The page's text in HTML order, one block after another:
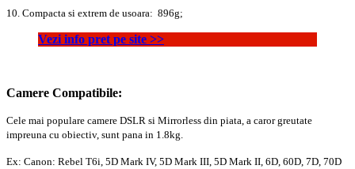
10. Compacta si extrem de usoara: 896g;
Vezi info pret pe site >>
Camere Compatibile:
Cele mai populare camere DSLR si Mirrorless din piata, a caror greutate
impreuna cu obiectiv, sunt pana in 1.8kg.
Ex: Canon: Rebel T6i, 5D Mark IV, 5D Mark III, 5D Mark II, 6D, 60D, 7D, 70D